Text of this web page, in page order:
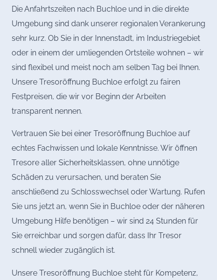
Die Anfahrtszeiten nach Buchloe und in die direkte
Umgebung sind dank unserer regionalen Verankerung
sehr kurz. Ob Sie in der Innenstadt, im Industriegebiet
oder in einem der umliegenden Ortsteile wohnen – wir
sind flexibel und meist noch am selben Tag bei Ihnen.
Unsere Tresoröffnung Buchloe erfolgt zu fairen
Festpreisen, die wir vor Beginn der Arbeiten
transparent nennen.
Vertrauen Sie bei einer Tresoröffnung Buchloe auf
echtes Fachwissen und lokale Kenntnisse. Wir öffnen
Tresore aller Sicherheitsklassen, ohne unnötige
Schäden zu verursachen, und beraten Sie
anschließend zu Schlosswechsel oder Wartung. Rufen
Sie uns jetzt an, wenn Sie in Buchloe oder der näheren
Umgebung Hilfe benötigen – wir sind 24 Stunden für
Sie erreichbar und sorgen dafür, dass Ihr Tresor
schnell wieder zugänglich ist.
Unsere Tresoröffnung Buchloe steht für Kompetenz,